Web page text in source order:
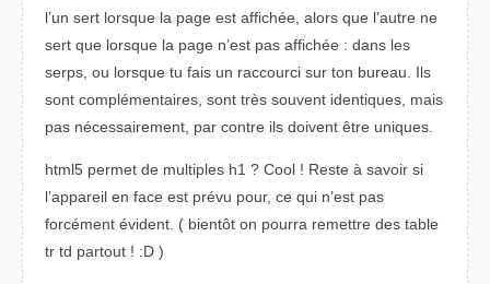
l’un sert lorsque la page est affichée, alors que l’autre ne
sert que lorsque la page n’est pas affichée : dans les
serps, ou lorsque tu fais un raccourci sur ton bureau. Ils
sont complémentaires, sont très souvent identiques, mais
pas nécessairement, par contre ils doivent être uniques.
html5 permet de multiples h1 ? Cool ! Reste à savoir si
l’appareil en face est prévu pour, ce qui n’est pas
forcément évident. ( bientôt on pourra remettre des table
tr td partout ! :D )